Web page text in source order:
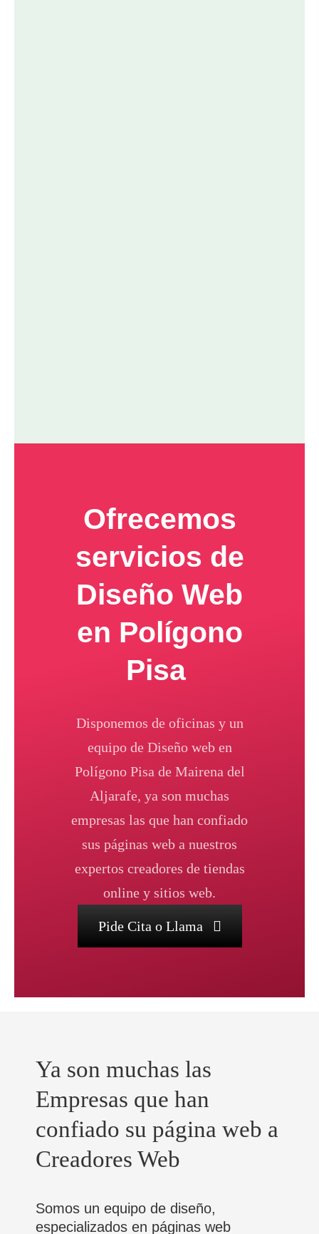
Ofrecemos
servicios de
Diseño Web
en Polígono
Pisa
Disponemos de oficinas y un
equipo de Diseño web en
Polígono Pisa de Mairena del
Aljarafe, ya son muchas
empresas las que han confiado
sus páginas web a nuestros
expertos creadores de tiendas
online y sitios web.
Pide Cita o Llama
Ya son muchas las
Empresas que han
confiado su página web a
Creadores Web
Somos un equipo de diseño,
especializados en páginas web